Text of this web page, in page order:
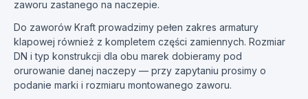
zaworu zastanego na naczepie.
Do zaworów Kraft prowadzimy pełen zakres armatury
klapowej również z kompletem części zamiennych. Rozmiar
DN i typ konstrukcji dla obu marek dobieramy pod
orurowanie danej naczepy — przy zapytaniu prosimy o
podanie marki i rozmiaru montowanego zaworu.